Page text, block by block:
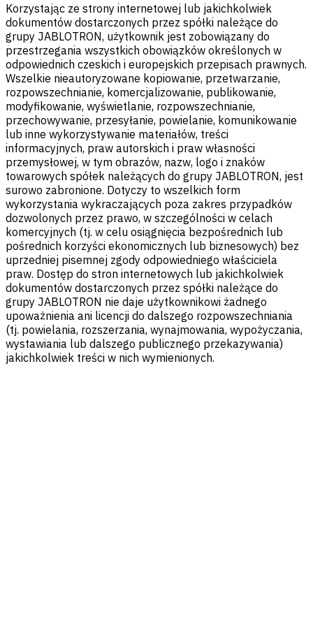
Korzystając ze strony internetowej lub jakichkolwiek
dokumentów dostarczonych przez spółki należące do
grupy JABLOTRON, użytkownik jest zobowiązany do
przestrzegania wszystkich obowiązków określonych w
odpowiednich czeskich i europejskich przepisach prawnych.
Wszelkie nieautoryzowane kopiowanie, przetwarzanie,
rozpowszechnianie, komercjalizowanie, publikowanie,
modyfikowanie, wyświetlanie, rozpowszechnianie,
przechowywanie, przesyłanie, powielanie, komunikowanie
lub inne wykorzystywanie materiałów, treści
informacyjnych, praw autorskich i praw własności
przemysłowej, w tym obrazów, nazw, logo i znaków
towarowych spółek należących do grupy JABLOTRON, jest
surowo zabronione. Dotyczy to wszelkich form
wykorzystania wykraczających poza zakres przypadków
dozwolonych przez prawo, w szczególności w celach
komercyjnych (tj. w celu osiągnięcia bezpośrednich lub
pośrednich korzyści ekonomicznych lub biznesowych) bez
uprzedniej pisemnej zgody odpowiedniego właściciela
praw. Dostęp do stron internetowych lub jakichkolwiek
dokumentów dostarczonych przez spółki należące do
grupy JABLOTRON nie daje użytkownikowi żadnego
upoważnienia ani licencji do dalszego rozpowszechniania
(tj. powielania, rozszerzania, wynajmowania, wypożyczania,
wystawiania lub dalszego publicznego przekazywania)
jakichkolwiek treści w nich wymienionych.